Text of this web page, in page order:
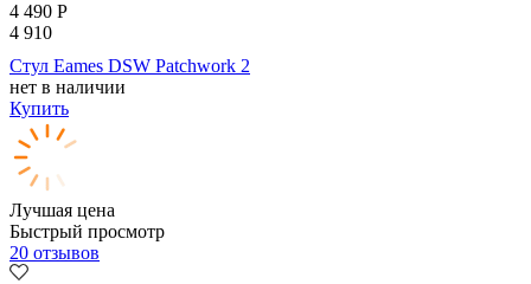
4 490 Р
4 910
Стул Eames DSW Patchwork 2
нет в наличии
Купить
Лучшая цена
Быстрый просмотр
20 отзывов